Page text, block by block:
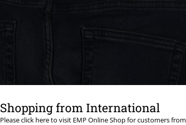
Shopping from International
Please click here to visit EMP Online Shop for customers from